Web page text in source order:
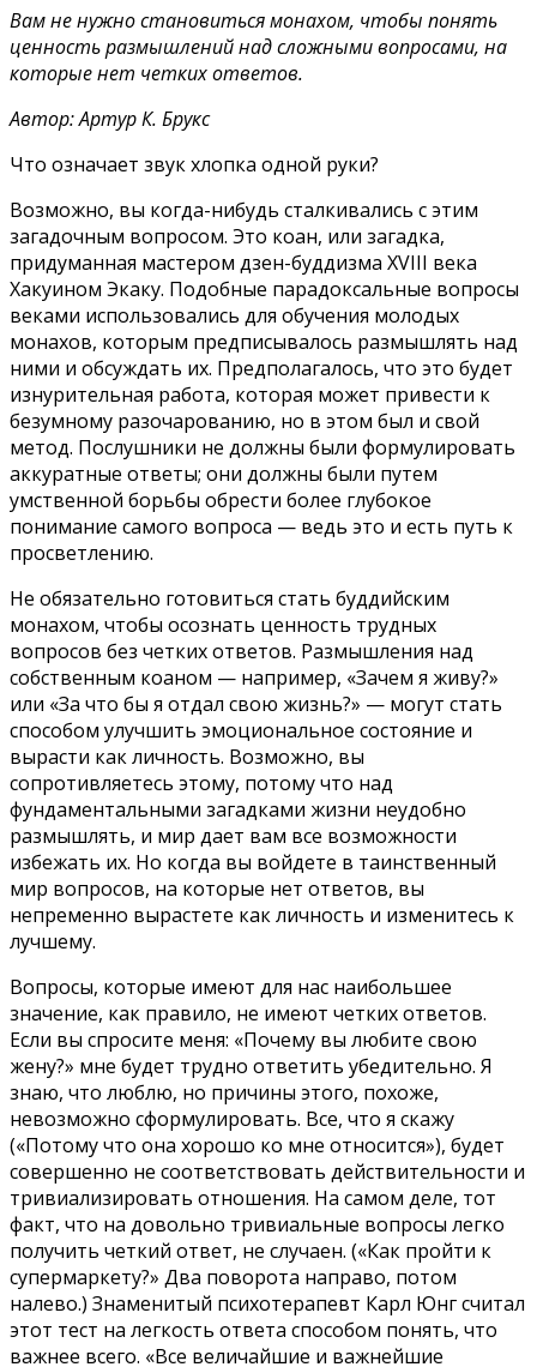
Вам не нужно становиться монахом, чтобы понять
ценность размышлений над сложными вопросами, на
которые нет четких ответов.
Автор: Артур К. Брукс
Что означает звук хлопка одной руки?
Возможно, вы когда-нибудь сталкивались с этим
загадочным вопросом. Это коан, или загадка,
придуманная мастером дзен-буддизма XVIII века
Хакуином Экаку. Подобные парадоксальные вопросы
веками использовались для обучения молодых
монахов, которым предписывалось размышлять над
ними и обсуждать их. Предполагалось, что это будет
изнурительная работа, которая может привести к
безумному разочарованию, но в этом был и свой
метод. Послушники не должны были формулировать
аккуратные ответы; они должны были путем
умственной борьбы обрести более глубокое
понимание самого вопроса — ведь это и есть путь к
просветлению.
Не обязательно готовиться стать буддийским
монахом, чтобы осознать ценность трудных
вопросов без четких ответов. Размышления над
собственным коаном — например, «Зачем я живу?»
или «За что бы я отдал свою жизнь?» — могут стать
способом улучшить эмоциональное состояние и
вырасти как личность. Возможно, вы
сопротивляетесь этому, потому что над
фундаментальными загадками жизни неудобно
размышлять, и мир дает вам все возможности
избежать их. Но когда вы войдете в таинственный
мир вопросов, на которые нет ответов, вы
непременно вырастете как личность и изменитесь к
лучшему.
Вопросы, которые имеют для нас наибольшее
значение, как правило, не имеют четких ответов.
Если вы спросите меня: «Почему вы любите свою
жену?» мне будет трудно ответить убедительно. Я
знаю, что люблю, но причины этого, похоже,
невозможно сформулировать. Все, что я скажу
(«Потому что она хорошо ко мне относится»), будет
совершенно не соответствовать действительности и
тривиализировать отношения. На самом деле, тот
факт, что на довольно тривиальные вопросы легко
получить четкий ответ, не случаен. («Как пройти к
супермаркету?» Два поворота направо, потом
налево.) Знаменитый психотерапевт Карл Юнг считал
этот тест на легкость ответа способом понять, что
важнее всего. «Все величайшие и важнейшие